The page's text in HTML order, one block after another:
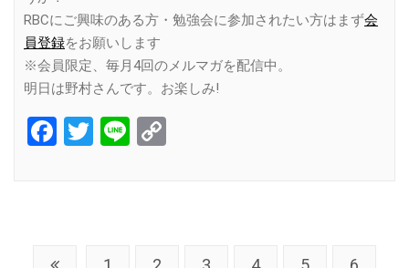
RBCにご興味のある方・勉強会に参加されたい方はまず会
員登録をお願いします
※会員限定、毎月4回のメルマガを配信中。
明日は野村さんです。お楽しみ!
Facebook
Twitter
Line